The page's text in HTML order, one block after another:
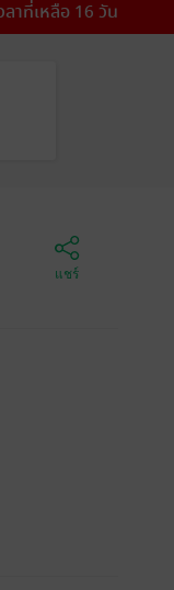
ลาที่เหลือ 16 วัน
แชร์